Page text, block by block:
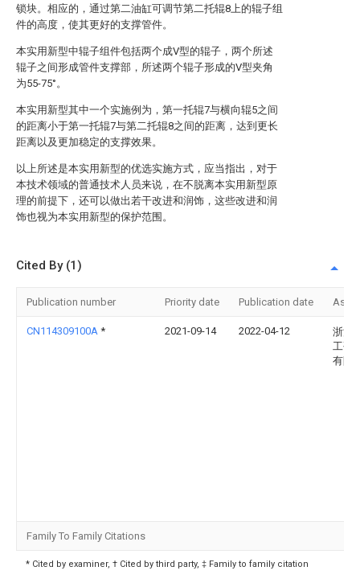
锁块。相应的，通过第二油缸可调节第二托辊8上的辊子组
件的高度，使其更好的支撑管件。
本实用新型中辊子组件包括两个成V型的辊子，两个所述
辊子之间形成管件支撑部，所述两个辊子形成的V型夹角
为55-75°。
本实用新型其中一个实施例为，第一托辊7与横向辊5之间
的距离小于第一托辊7与第二托辊8之间的距离，达到更长
距离以及更加稳定的支撑效果。
以上所述是本实用新型的优选实施方式，应当指出，对于
本技术领域的普通技术人员来说，在不脱离本实用新型原
理的前提下，还可以做出若干改进和润饰，这些改进和润
饰也视为本实用新型的保护范围。
Cited By (1)
Publication number Priority date Publication date
CN114309100A * 2021-09-14 2022-04-12
浙江
工研
有限
Family To Family Citations
* Cited by examiner, † Cited by third party, ‡ Family to family citation